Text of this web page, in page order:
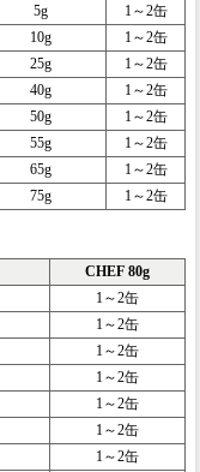
5g
1～2缶
10g
1～2缶
25g
1～2缶
40g
1～2缶
50g
1～2缶
55g
1～2缶
65g
1～2缶
75g 1～2缶
CHEF 80g
1～2缶
1～2缶
1～2缶
1～2缶
1～2缶
1～2缶
1～2缶